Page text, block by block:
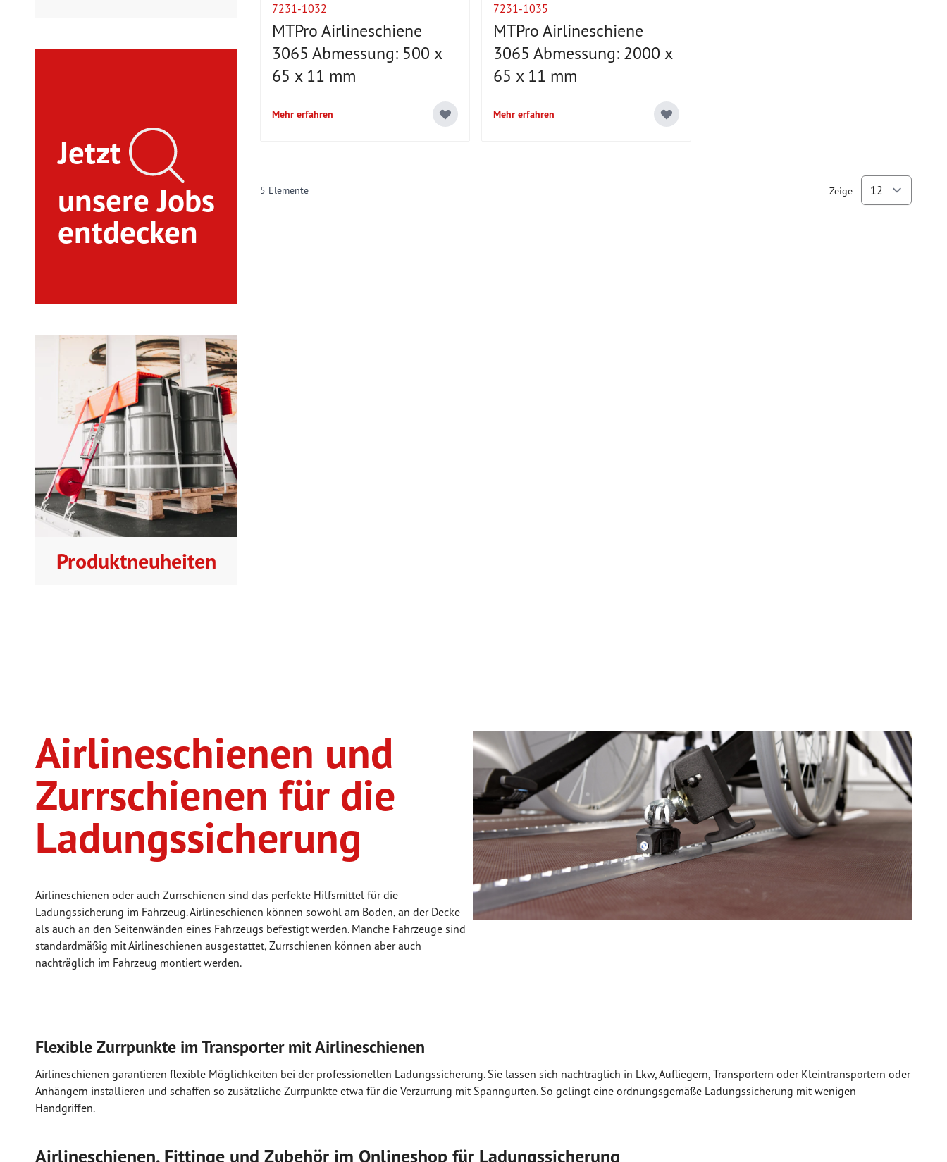
Jetzt
unsere Jobs
entdecken
Produktneuheiten
7231-1032
MTPro Airlineschiene
3065 Abmessung: 500 x
65 x 11 mm
Mehr erfahren
7231-1035
MTPro Airlineschiene
3065 Abmessung: 2000 x
65 x 11 mm
Mehr erfahren
5 Elemente Zeige
Airlineschienen und
Zurrschienen für die
Ladungssicherung
Airlineschienen oder auch Zurrschienen sind das perfekte Hilfsmittel für die
Ladungssicherung im Fahrzeug. Airlineschienen können sowohl am Boden, an der Decke
als auch an den Seitenwänden eines Fahrzeugs befestigt werden. Manche Fahrzeuge sind
standardmäßig mit Airlineschienen ausgestattet, Zurrschienen können aber auch
nachträglich im Fahrzeug montiert werden.
Flexible Zurrpunkte im Transporter mit Airlineschienen
Airlineschienen garantieren flexible Möglichkeiten bei der professionellen Ladungssicherung. Sie lassen sich nachträglich in Lkw, Aufliegern, Transportern oder Kleintransportern oder
Anhängern installieren und schaffen so zusätzliche Zurrpunkte etwa für die Verzurrung mit Spanngurten. So gelingt eine ordnungsgemäße Ladungssicherung mit wenigen
Handgriffen.
Airlineschienen, Fittinge und Zubehör im Onlineshop für Ladungssicherung